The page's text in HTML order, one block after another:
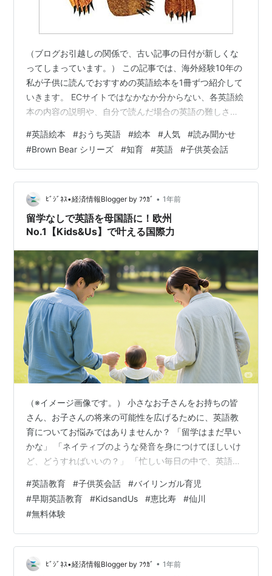
（ブログお引越しの関係で、古い記事の日付が新しくな
ってしまっています。） この記事では、海外経験10年の
私が子供に読んでおすすめの英語絵本を1冊ずつ紹介して
いきます。 ECサイトではなかなか分からない、各英語絵
本の内容の説明や、自分で読んだ場合の英語の難しさ、
伝えします。 子供の反応は子供によって違うので、一つ
の例として見てもらえれば嬉しいです！ 私は娘が0歳4ヶ
月の時から英語絵本を読み始めていますが、絵本は何歳
から取り入れても良いアイテムなので、0歳以上のお子さ
んをお持ちのママパパも参考にしてみてください！ まず
は、大人気！エリック・カールの…
#英語絵本 #おうち英語 #絵本 #人気 #読み聞かせ
#Brown Bear シリーズ #知育 #英語 #子供英会話
ﾋﾞｼﾞﾈｽ•経済情報Blogger by ﾌｳｶﾞ • 1年前
留学なしで英語を母国語に！欧州
No.1【Kids&Us】で叶える国際力
（※イメージ画像です。） 小さなお子さんをお持ちの皆
さん、お子さんの将来の可能性を広げるために、英語教
育についてお悩みではありませんか？ 「留学はまだ早い
かな」 「ネイティブのような発音を身につけてほしいけ
ど、どうすればいいの？」 「忙しい毎日の中で、英語学
問をお持ちの方も多いでしょう。 グローバル化が進む現
代において、英語力は子供たちの将来を大きく左右する
重要なスキルです。 しかし、一般的な英語学習ではなか
なか「使える英語」が身につかず、お子さんのモチベー
ション維持も難しいと感じるかもしれません。Kids&Us
の無料体験レッスンは、そんなお…
#英語教育 #子供英会話 #バイリンガル育児
#早期英語教育 #KidsandUs #恵比寿 #仙川
#無料体験
ﾋﾞｼﾞﾈｽ•経済情報Blogger by ﾌｳｶﾞ • 1年前